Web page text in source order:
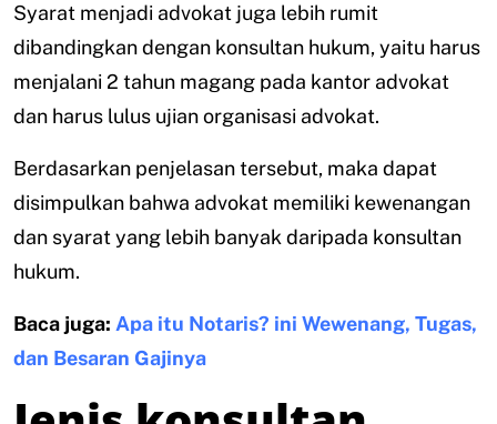
Syarat menjadi advokat juga lebih rumit
dibandingkan dengan konsultan hukum, yaitu harus
menjalani 2 tahun magang pada kantor advokat
dan harus lulus ujian organisasi advokat.
Berdasarkan penjelasan tersebut, maka dapat
disimpulkan bahwa advokat memiliki kewenangan
dan syarat yang lebih banyak daripada konsultan
hukum.
Baca juga: Apa itu Notaris? ini Wewenang, Tugas,
dan Besaran Gajinya